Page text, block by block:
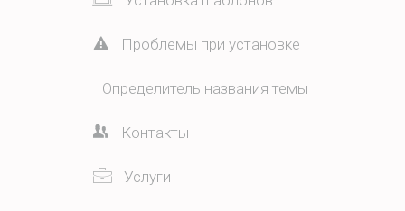
Проблемы при установке
Определитель названия темы
Контакты
Услуги